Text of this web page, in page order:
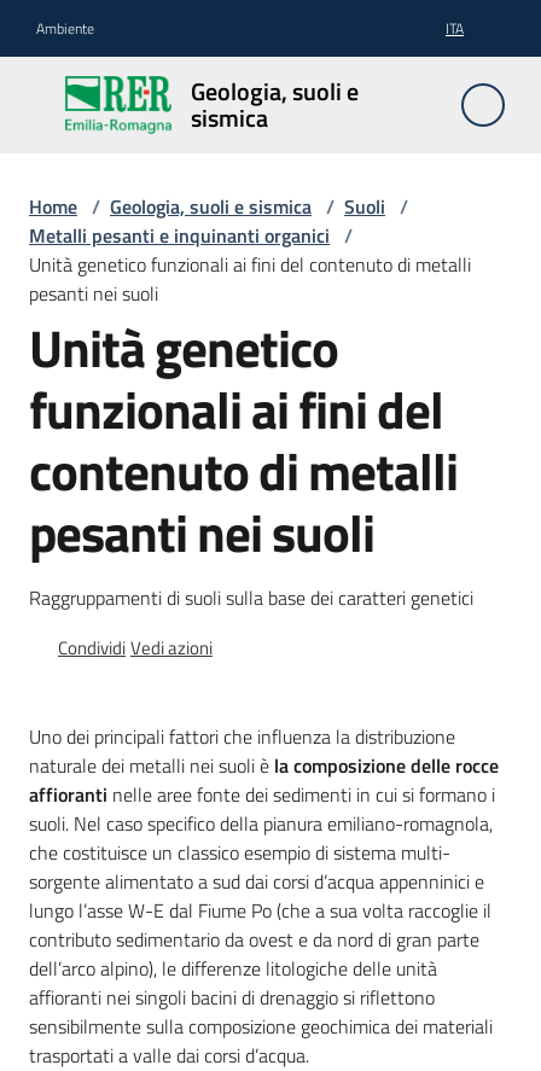
Ambiente ITA
Geologia, suoli e
sismica
Geologia,
suoli e
sismica
Geologia
Suoli
Sismica
Cartografia
e
banche
Seguici
su
Home / Geologia, suoli e sismica / Suoli /
Metalli pesanti e inquinanti organici /
Unità genetico funzionali ai fini del contenuto di metalli
pesanti nei suoli
Unità genetico
funzionali ai fini del
contenuto di metalli
pesanti nei suoli
Raggruppamenti di suoli sulla base dei caratteri genetici
CondividiVedi azioni
Uno dei principali fattori che influenza la distribuzione
naturale dei metalli nei suoli è la composizione delle rocce
affioranti nelle aree fonte dei sedimenti in cui si formano i
suoli. Nel caso specifico della pianura emiliano-romagnola,
che costituisce un classico esempio di sistema multi-
sorgente alimentato a sud dai corsi d’acqua appenninici e
lungo l’asse W-E dal Fiume Po (che a sua volta raccoglie il
contributo sedimentario da ovest e da nord di gran parte
dell’arco alpino), le differenze litologiche delle unità
affioranti nei singoli bacini di drenaggio si riflettono
sensibilmente sulla composizione geochimica dei materiali
trasportati a valle dai corsi d’acqua.